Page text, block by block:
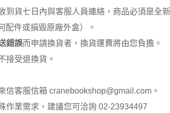
到貨七日內與客服人員連絡，商品必須是
配件或損毀原廠外盒）。
錯誤而申請換貨者，換貨運費將由您負擔。
接受退換貨。
信客服信箱 cranebookshop@gmail.com。
作業需求，建議您可洽詢 02-23934497